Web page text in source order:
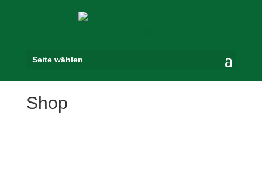
Seite wählen
Shop